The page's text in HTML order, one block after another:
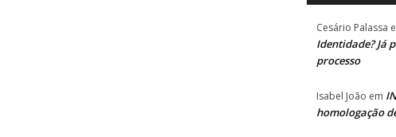
Cesário Palassa
Identidade? Já
processo
Isabel João em
homologação